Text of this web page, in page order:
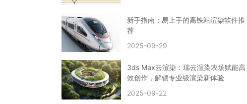
渲染技巧
雕刻3D模型
Blender云端渲染
maya渲染 CG动画
动画制作
Blender
CG渲染 渲染农场
3dmax云端渲染
渲染图
CG原画
clarisse教程
拟真人物制作 实时渲染
视觉效果
视觉特效
特效 VRay制作案例
VFX案例
手动渲染农场
云渲染小课堂
CPU渲染
Arnold案例
新手指南：易上手的高铁站渲染软件推
荐
2025-09-29
3ds Max云渲染：瑞云渲染农场赋能高
效创作，解锁专业级渲染新体验
2025-09-22